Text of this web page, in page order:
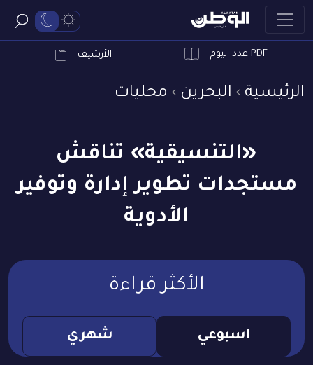
PDF عدد اليوم الأرشيف
الرئيسية البحرين محليات
«التنسيقية» تناقش
مستجدات تطوير إدارة وتوفير
الأدوية
الأكثر قراءة
اسبوعي شهري